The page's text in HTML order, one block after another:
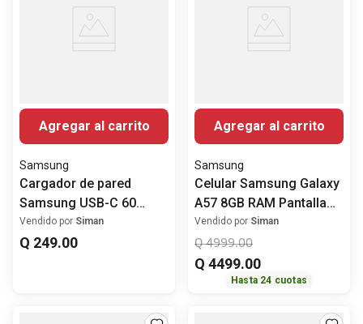
Agregar al carrito
Samsung
Cargador de pared
Samsung USB-C 60
Watts
Vendido por Siman
Q 249.00
Agregar al carrito
Samsung
Celular Samsung Galaxy
A57 8GB RAM Pantalla
6.7" (17.02 cm)Octa-
Core Cámara Trasera
Triple 50MP
Vendido por Siman
Q 4999.00
Q 4499.00
Hasta 24 cuotas